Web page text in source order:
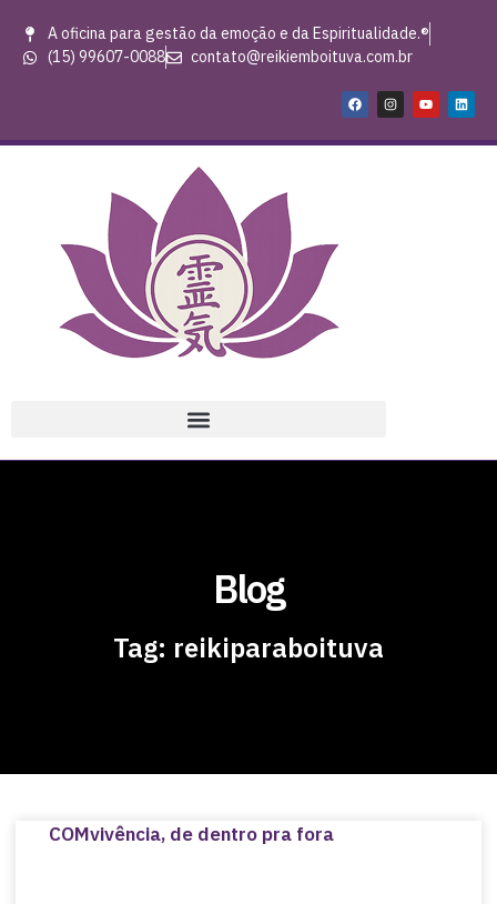
A oficina para gestão da emoção e da Espiritualidade.®
(15) 99607-0088
contato@reikiemboituva.com.br
Blog
Tag: reikiparaboituva
COMvivência, de dentro pra fora